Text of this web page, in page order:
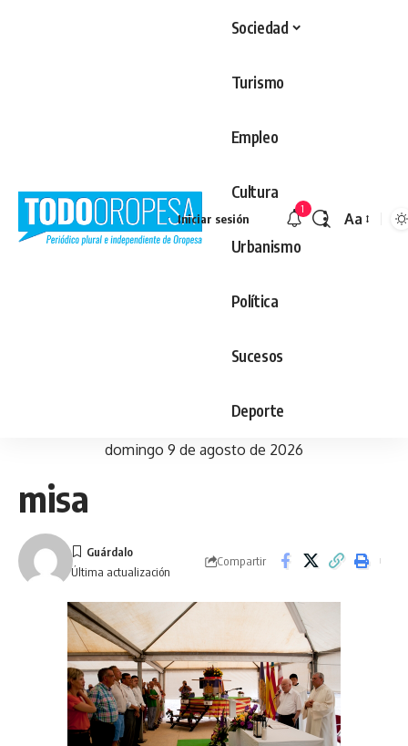
Sociedad
Turismo
Empleo
Cultura
Urbanismo
Política
Sucesos
Deporte
Iniciar sesión
1
Aa
domingo 9 de agosto de 2026
misa
Última actualización
Compartir